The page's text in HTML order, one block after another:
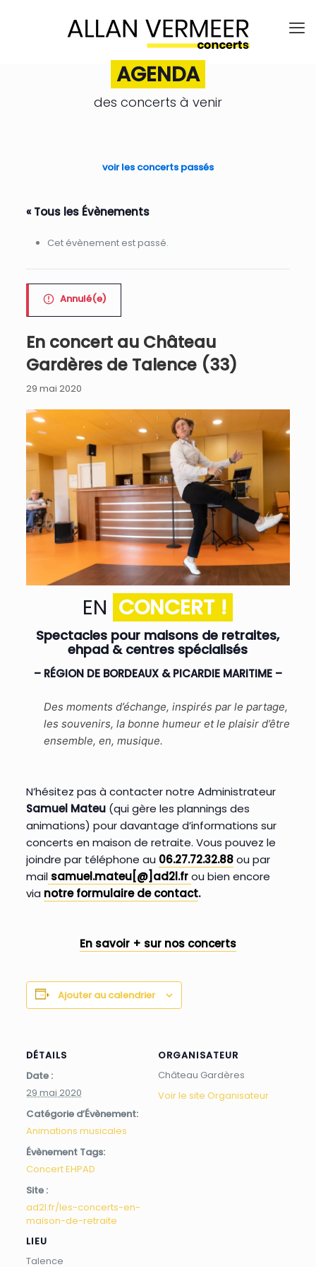
AGENDA
des concerts à venir
voir les concerts passés
« Tous les Évènements
Cet évènement est passé.
Annulé(e)
En concert au Château
Gardères de Talence (33)
29 mai 2020
EN CONCERT !
Spectacles pour maisons de retraites,
ehpad & centres spécialisés
– RÉGION DE BORDEAUX & PICARDIE MARITIME –
Des moments d’échange, inspirés par le partage,
les souvenirs, la bonne humeur et le plaisir d’être
ensemble, en, musique.
N’hésitez pas à contacter notre Administrateur
Samuel Mateu(qui gère les plannings des
animations) pour davantage d’informations sur
concerts en maison de retraite. Vous pouvez le
joindre par téléphone au 06.27.72.32.88ou par
mailsamuel.mateu[@]ad2l.frou bien encore
via notre formulaire de contact.
En savoir + sur nos concerts
Ajouter au calendrier
DÉTAILS
Date :
29 mai 2020
Catégorie d’Évènement:
Animations musicales
Évènement Tags:
Concert EHPAD
Site :
ad2l.fr/les-concerts-en-
maison-de-retraite
LIEU
Talence
ORGANISATEUR
Château Gardères
Voir le site Organisateur